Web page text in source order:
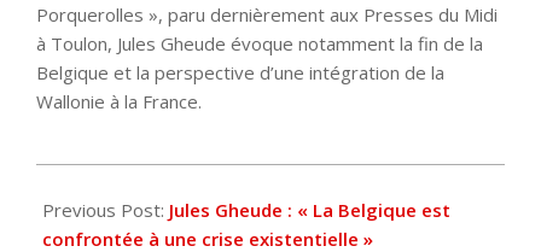
Porquerolles », paru dernièrement aux Presses du Midi
à Toulon, Jules Gheude évoque notamment la fin de la
Belgique et la perspective d’une intégration de la
Wallonie à la France.
02-
17
Previous Post: Jules Gheude : « La Belgique est
confrontée à une crise existentielle »